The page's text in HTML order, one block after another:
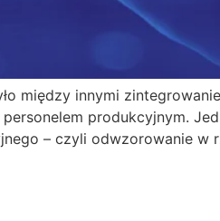
między innymi
produkcyjnym.
– czyli odwzorowanie